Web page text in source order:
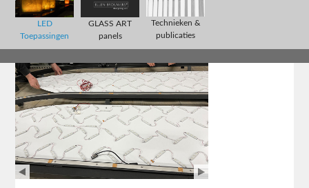
LED
Toepassingen
GLASS ART
panels
Technieken &
publicaties